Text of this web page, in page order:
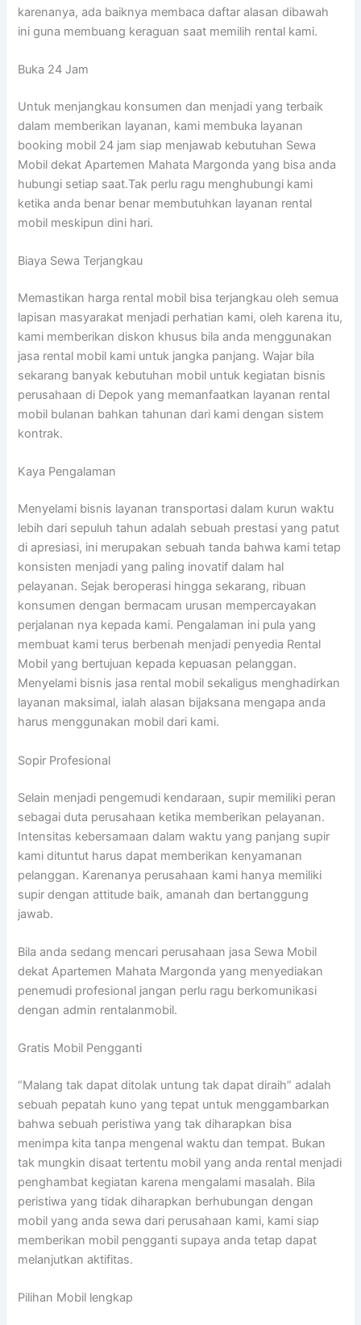
karenanya, ada baiknya membaca daftar alasan dibawah
ini guna membuang keraguan saat memilih rental kami.
Buka 24 Jam
Untuk menjangkau konsumen dan menjadi yang terbaik
dalam memberikan layanan, kami membuka layanan
booking mobil 24 jam siap menjawab kebutuhan Sewa
Mobil dekat Apartemen Mahata Margonda yang bisa anda
hubungi setiap saat.Tak perlu ragu menghubungi kami
ketika anda benar benar membutuhkan layanan rental
mobil meskipun dini hari.
Biaya Sewa Terjangkau
Memastikan harga rental mobil bisa terjangkau oleh semua
lapisan masyarakat menjadi perhatian kami, oleh karena itu,
kami memberikan diskon khusus bila anda menggunakan
jasa rental mobil kami untuk jangka panjang. Wajar bila
sekarang banyak kebutuhan mobil untuk kegiatan bisnis
perusahaan di Depok yang memanfaatkan layanan rental
mobil bulanan bahkan tahunan dari kami dengan sistem
kontrak.
Kaya Pengalaman
Menyelami bisnis layanan transportasi dalam kurun waktu
lebih dari sepuluh tahun adalah sebuah prestasi yang patut
di apresiasi, ini merupakan sebuah tanda bahwa kami tetap
konsisten menjadi yang paling inovatif dalam hal
pelayanan. Sejak beroperasi hingga sekarang, ribuan
konsumen dengan bermacam urusan mempercayakan
perjalanan nya kepada kami. Pengalaman ini pula yang
membuat kami terus berbenah menjadi penyedia Rental
Mobil yang bertujuan kepada kepuasan pelanggan.
Menyelami bisnis jasa rental mobil sekaligus menghadirkan
layanan maksimal, ialah alasan bijaksana mengapa anda
harus menggunakan mobil dari kami.
Sopir Profesional
Selain menjadi pengemudi kendaraan, supir memiliki peran
sebagai duta perusahaan ketika memberikan pelayanan.
Intensitas kebersamaan dalam waktu yang panjang supir
kami dituntut harus dapat memberikan kenyamanan
pelanggan. Karenanya perusahaan kami hanya memiliki
supir dengan attitude baik, amanah dan bertanggung
jawab.
Bila anda sedang mencari perusahaan jasa Sewa Mobil
dekat Apartemen Mahata Margonda yang menyediakan
penemudi profesional jangan perlu ragu berkomunikasi
dengan admin rentalanmobil.
Gratis Mobil Pengganti
“Malang tak dapat ditolak untung tak dapat diraih” adalah
sebuah pepatah kuno yang tepat untuk menggambarkan
bahwa sebuah peristiwa yang tak diharapkan bisa
menimpa kita tanpa mengenal waktu dan tempat. Bukan
tak mungkin disaat tertentu mobil yang anda rental menjadi
penghambat kegiatan karena mengalami masalah. Bila
peristiwa yang tidak diharapkan berhubungan dengan
mobil yang anda sewa dari perusahaan kami, kami siap
memberikan mobil pengganti supaya anda tetap dapat
melanjutkan aktifitas.
Pilihan Mobil lengkap